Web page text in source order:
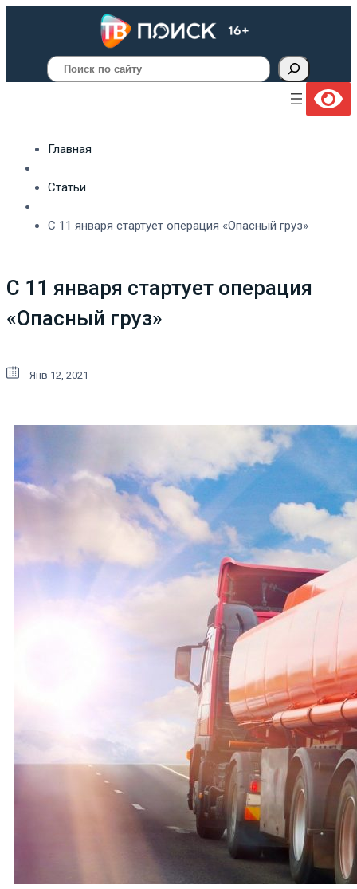
Поиск
Главная
Статьи
С 11 января стартует операция «Опасный груз»
С 11 января стартует операция
«Опасный груз»
Янв 12, 2021